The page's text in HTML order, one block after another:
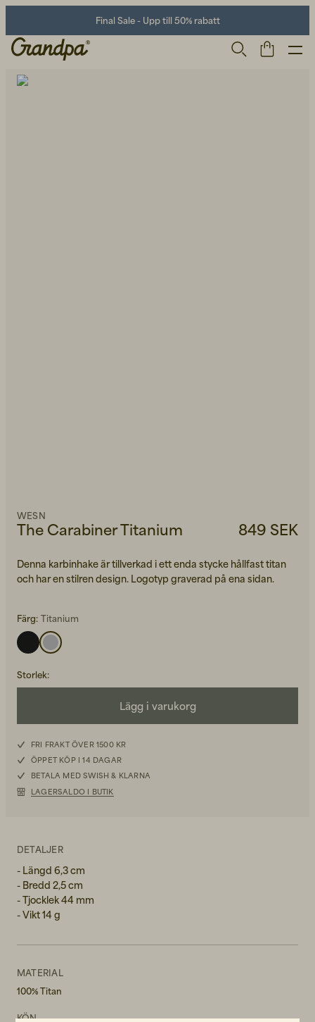
Final Sale - Upp till 50% rabatt
The Carabiner Titanium
WESN
849 SEK
Denna karbinhake är tillverkad i ett enda stycke hållfast titan
och har en stilren design. Logotyp graverad på ena sidan.
Färg: Titanium
Storlek:
Lägg i varukorg
FRI FRAKT ÖVER 1500 KR
ÖPPET KÖP I 14 DAGAR
BETALA MED SWISH & KLARNA
LAGERSALDO I BUTIK
DETALJER
- Längd 6,3 cm
- Bredd 2,5 cm
- Tjocklek 44 mm
- Vikt 14 g
MATERIAL
100% Titan
KÖN